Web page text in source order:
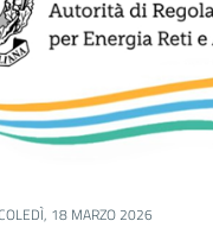
18 MARZO 2026